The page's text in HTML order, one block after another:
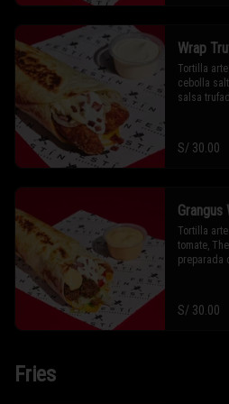
Wrap
Tortilla
cebolla
salsa
S/ 30.00
Grangus
Tortilla
tomate,
preparada
S/ 30.00
Fries